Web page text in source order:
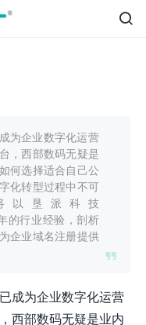


为企业数字化运营
，西部数码无疑是
何选择适合自己公
化转型过程中不可
以垦派科技
的行业经验，剖析
企业域名注册提供
已成为企业数字化运营
西部数码无疑是业内